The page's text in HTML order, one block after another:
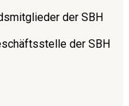
der SBH
der SBH